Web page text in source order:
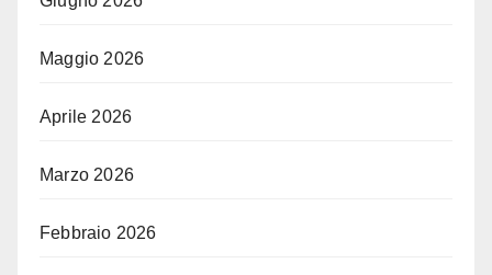
Maggio 2026
Aprile 2026
Marzo 2026
Febbraio 2026